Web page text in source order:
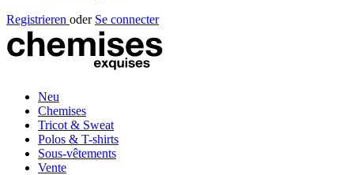
Registrieren oder Se connecter
Neu
Chemises
Tricot & Sweat
Polos & T-shirts
Sous-vêtements
Vente